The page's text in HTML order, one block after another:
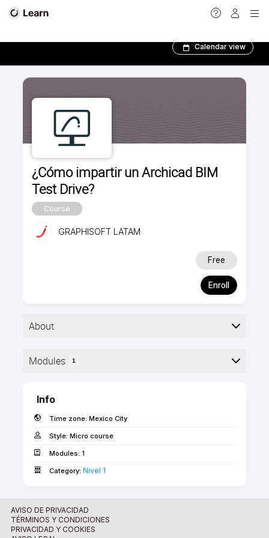
Calendar view
¿Cómo impartir un Archicad BIM
Test Drive?
Course
GRAPHISOFT LATAM
Free
Enroll
About
¿Es la primera vez que nos visitas? ¡Entra aquí y
Objetivos de Aprendizaje
El objetivo de este curso es introducirte las
habilidades básicas y los conceptos más
Audiencia Objetivo
Modules 1
Info
Time zone: Mexico City
Style: Micro course
Modules: 1
Category: Nivel 1
AVISO DE PRIVACIDAD
TÉRMINOS Y CONDICIONES
PRIVACIDAD Y COOKIES